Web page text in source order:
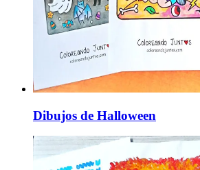
Dibujos de Halloween